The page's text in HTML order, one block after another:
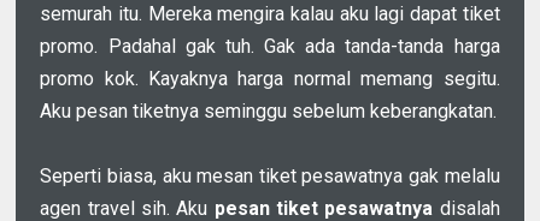
semurah itu. Mereka mengira kalau aku lagi dapat tiket
promo. Padahal gak tuh. Gak ada tanda-tanda harga
promo kok. Kayaknya harga normal memang segitu.
Aku pesan tiketnya seminggu sebelum keberangkatan.
Seperti biasa, aku mesan tiket pesawatnya gak melalu
agen travel sih. Aku pesan tiket pesawatnya disalah